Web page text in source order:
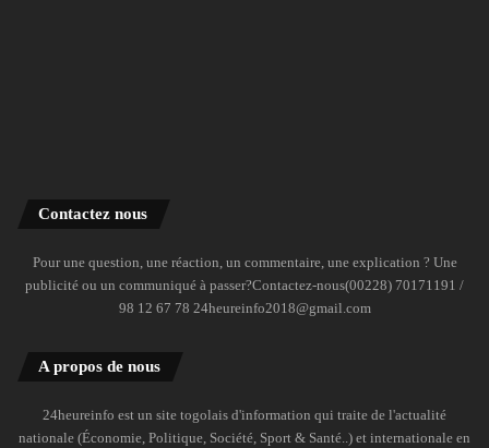
Contactez nous
Pour une question, une réaction, un commentaire, une explication ? Une
publicité ou un communiqué à passer?Contactez-nous(00228) 70171191 /
98 12 67 78 24heureinfo2018@gmail.com
A propos de nous
24heureinfo est un site togolais d'information qui traite de l'actualité
nationale (Économie, Politique, Société, Sport & Santé..) et internationale en